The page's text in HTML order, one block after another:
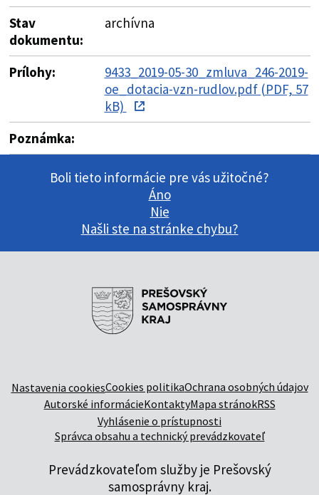
Stav
dokumentu:
archívna
Prílohy:
9433_2019-05-30_zmluva_246-2019-
oe_dotacia-vzn-rudlov.pdf (PDF, 57
kB)
Poznámka:
Boli tieto informácie pre vás užitočné?
Áno
Nie
Našli ste na stránke chybu?
Nastavenia cookiesCookies politikaOchrana osobných údajov
Autorské informácieKontaktyMapa stránokRSS
Vyhlásenie o prístupnosti
Správca obsahu a technický prevádzkovateľ
Prevádzkovateľom služby je Prešovský
samosprávny kraj.